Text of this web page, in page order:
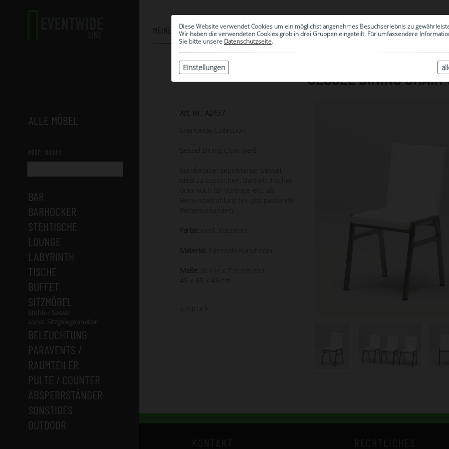
Diese Website verwendet Cookies um ein möglichst angenehmes Besuchserlebnis zu
Wir haben die verwendeten Cookies grob in drei Gruppen eingeteilt. Für umfassendere
Sie bitte unsere Datenschutzseite.
Einstellungen
ALLE MÖBEL
MÖBEL SUCHEN
BAR
BARHOCKER
STEHTISCHE
LOUNGE
LABYRINTH
TISCHE
BUFFET
SITZMÖBEL
Stühle / Sessel
sonst. Sitzgelegenheiten
BELEUCHTUNG
PARAVENTS /
RAUMTEILER
PULTE / COUNTER
ABSPERRSTÄNDER
SONSTIGES
OUTDOOR
MEINE AUSWAHL
0
| ARCHIV
SESSEL DINING CHAIR
Art. Nr.: A2437
Eventwide Collection
Sessel Dining Chair weiß:
Komfortabel gepolsterter Sessel,
ideal zu Esstischen, Bankett Tischen
oder auch für Vorträge etc. als
Reihenbestuhlung (es gibt passende
Reihenverbinder)
Farbe: weiß, Edelstahl
Material: Edelstahl Kunstleder
Maße:
(B x H x T in cm, ca.)
« zurück